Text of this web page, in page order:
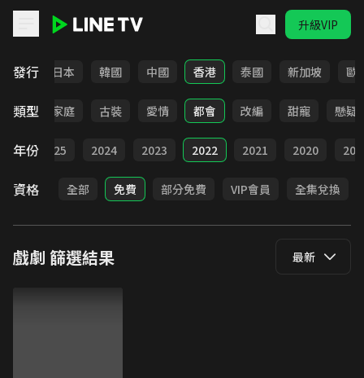
升級VIP
發行
台灣 日本 韓國 中國 香港 泰國 新加坡 歐
類型
校園 家庭 古裝 愛情 都會 改編 甜寵 懸疑
年份 2025 2024 2023 2022 2021 2020
資格 全部 免費 部分免費 VIP會員 全集兌換
戲劇 篩選結果 最新